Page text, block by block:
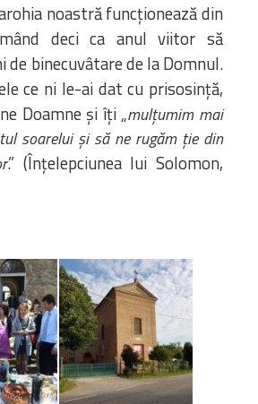
noastră funcționează din
deci ca anul viitor să
de binecuvâtare de la Domnul.
ce ni le-ai dat cu prisosință,
Doamne și îți „mulţumim mai
soarelui şi să ne rugăm ţie din
.” (Înțelepciunea lui Solomon,